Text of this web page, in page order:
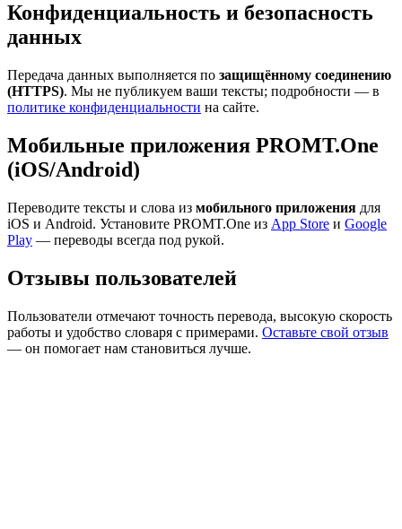
Конфиденциальность и безопасность
данных
Передача данных выполняется по защищённому соединению
(HTTPS). Мы не публикуем ваши тексты; подробности — в
политике конфиденциальности на сайте.
Мобильные приложения PROMT.One
(iOS/Android)
Переводите тексты и слова из мобильного приложения для
iOS и Android. Установите PROMT.One из App Store и Google
Play — переводы всегда под рукой.
Отзывы пользователей
Пользователи отмечают точность перевода, высокую скорость
работы и удобство словаря с примерами. Оставьте свой отзыв
— он помогает нам становиться лучше.